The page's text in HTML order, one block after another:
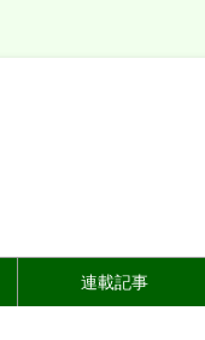
連載記事